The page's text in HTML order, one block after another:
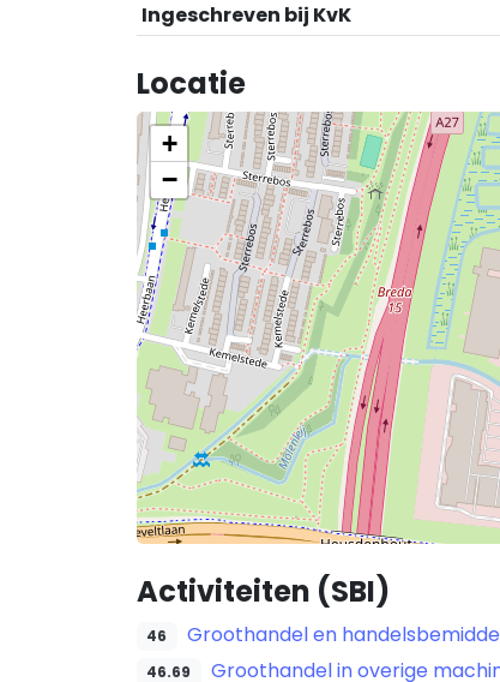
Ingeschreven bij KvK
Locatie
+
−
Activiteiten (SBI)
46 Groothandel en
46.69 Groothandel in overige